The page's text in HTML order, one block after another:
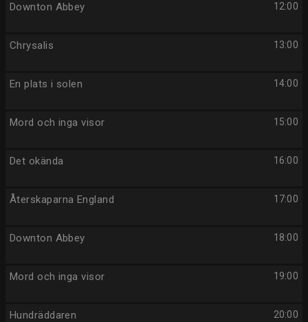
12:00
Downton Abbey
13:00
Chrysalis
14:00
En plats i solen
15:00
Mord och inga visor
16:00
Det okända
17:00
Återskaparna England
18:00
Downton Abbey
19:00
Mord och inga visor
20:00
Hundräddaren